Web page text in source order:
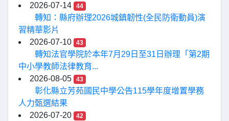
2026-07-14
44
轉知：縣府辦理2026城鎮韌性(全民防衛動員)演
習精華影片
2026-07-10
43
轉知法官學院於本年7月29日至31日辦理「第2期
中小學教師法律教育...
2026-08-05
43
彰化縣立芳苑國民中學公告115學年度增置學務
人力甄選結果
2026-07-20
42